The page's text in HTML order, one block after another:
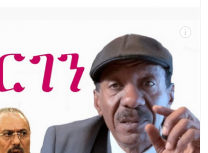
د
إ
ك
ت
ر
و
ن
ي